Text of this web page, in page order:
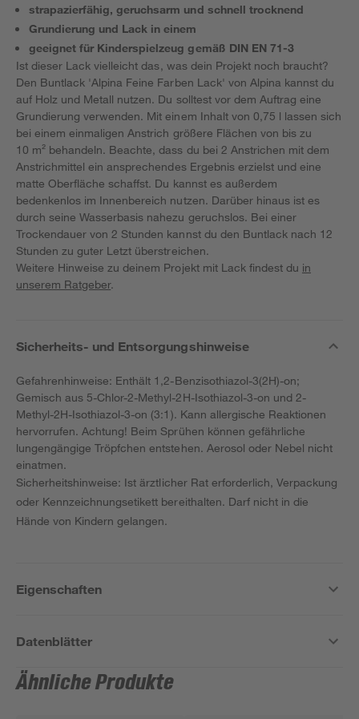
strapazierfähig, geruchsarm und schnell trocknend
Grundierung und Lack in einem
geeignet für Kinderspielzeug gemäß DIN EN 71-3
Ist dieser Lack vielleicht das, was dein Projekt noch braucht?
Den Buntlack 'Alpina Feine Farben Lack' von Alpina kannst du
auf Holz und Metall nutzen. Du solltest vor dem Auftrag eine
Grundierung verwenden. Mit einem Inhalt von 0,75 l lassen sich
bei einem einmaligen Anstrich größere Flächen von bis zu
10 m² behandeln. Beachte, dass du bei 2 Anstrichen mit dem
Anstrichmittel ein ansprechendes Ergebnis erzielst und eine
matte Oberfläche schaffst. Du kannst es außerdem
bedenkenlos im Innenbereich nutzen. Darüber hinaus ist es
durch seine Wasserbasis nahezu geruchslos. Bei einer
Trockendauer von 2 Stunden kannst du den Buntlack nach 12
Stunden zu guter Letzt überstreichen.
Weitere Hinweise zu deinem Projekt mit Lack findest du in
unserem Ratgeber.
Sicherheits- und Entsorgungshinweise
Gefahrenhinweise: Enthält 1,2-Benzisothiazol-3(2H)-on;
Gemisch aus 5-Chlor-2-Methyl-2H-Isothiazol-3-on und 2-
Methyl-2H-Isothiazol-3-on (3:1). Kann allergische Reaktionen
hervorrufen. Achtung! Beim Sprühen können gefährliche
lungengängige Tröpfchen entstehen. Aerosol oder Nebel nicht
einatmen.
Sicherheitshinweise: Ist ärztlicher Rat erforderlich, Verpackung
oder Kennzeichnungsetikett bereithalten. Darf nicht in die
Hände von Kindern gelangen.
Eigenschaften
Datenblätter
Ähnliche Produkte